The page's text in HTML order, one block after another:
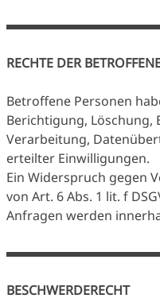
RECHTE DER
Betroffene Personen
Berichtigung, Löschung,
Verarbeitung,
erteilter Einwilligungen.
Ein Widerspruch gegen
von Art. 6 Abs. 1 lit. f
Anfragen werden
BESCHWERDERECHT